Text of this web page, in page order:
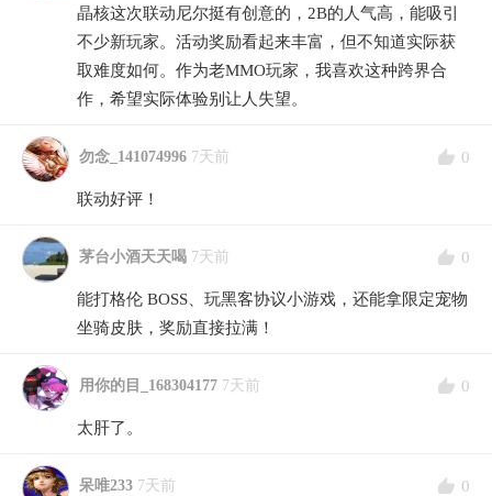
晶核这次联动尼尔挺有创意的，2B的人气高，能吸引
不少新玩家。活动奖励看起来丰富，但不知道实际获
取难度如何。作为老MMO玩家，我喜欢这种跨界合
作，希望实际体验别让人失望。
勿念_141074996 7天前 0
联动好评！
茅台小酒天天喝 7天前 0
能打格伦 BOSS、玩黑客协议小游戏，还能拿限定宠物
坐骑皮肤，奖励直接拉满！
用你的目_168304177 7天前 0
太肝了。
呆唯233 7天前 0